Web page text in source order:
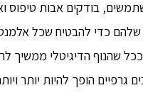
בודקים אבות טיפוס
שלהם כדי להבטיח שכל
שהנוף הדיגיטלי ממשיך
גרפיים הופך להיות יותר